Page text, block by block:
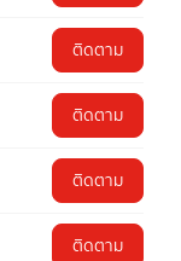
ติดตาม
ติดตาม
ติดตาม
ติดตาม